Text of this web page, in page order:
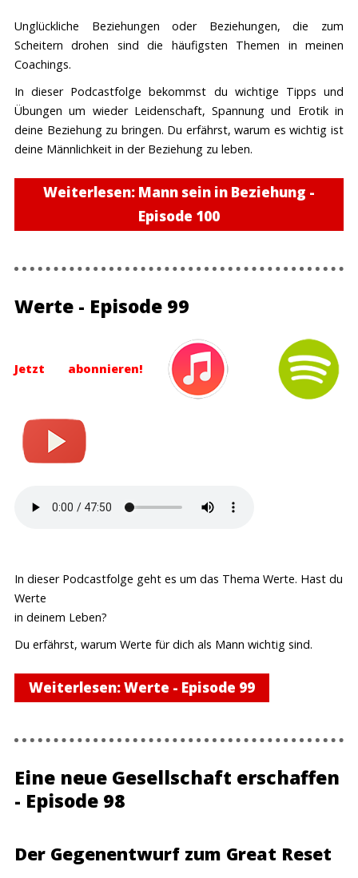
Unglückliche Beziehungen oder Beziehungen, die zum
Scheitern drohen sind die häufigsten Themen in meinen
Coachings.
In dieser Podcastfolge bekommst du wichtige Tipps und
Übungen um wieder Leidenschaft, Spannung und Erotik in
deine Beziehung zu bringen. Du erfährst, warum es wichtig ist
deine Männlichkeit in der Beziehung zu leben.
Weiterlesen: Mann sein in Beziehung -
Episode 100
Werte - Episode 99
Jetzt abonnieren!
In dieser Podcastfolge geht es um das Thema Werte. Hast du
Werte
in deinem Leben?
Du erfährst, warum Werte für dich als Mann wichtig sind.
Weiterlesen: Werte - Episode 99
Eine neue Gesellschaft erschaffen
- Episode 98
Der Gegenentwurf zum Great Reset